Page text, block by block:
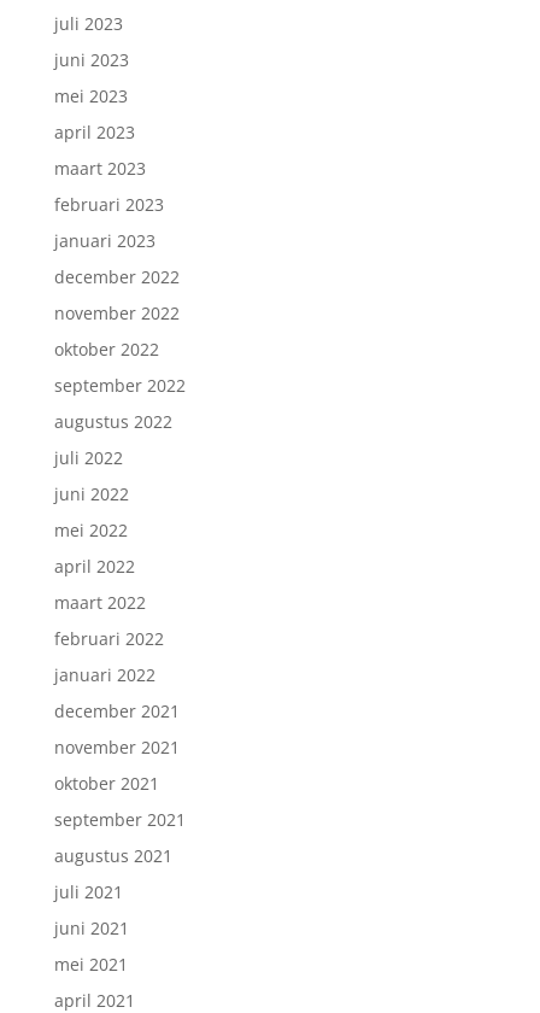
juli 2023
juni 2023
mei 2023
april 2023
maart 2023
februari 2023
januari 2023
december 2022
november 2022
oktober 2022
september 2022
augustus 2022
juli 2022
juni 2022
mei 2022
april 2022
maart 2022
februari 2022
januari 2022
december 2021
november 2021
oktober 2021
september 2021
augustus 2021
juli 2021
juni 2021
mei 2021
april 2021